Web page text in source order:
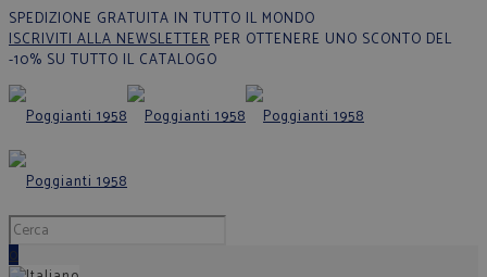
SPEDIZIONE GRATUITA IN TUTTO IL MONDO
ISCRIVITI ALLA NEWSLETTER PER OTTENERE UNO SCONTO DEL
-10% SU TUTTO IL CATALOGO
0